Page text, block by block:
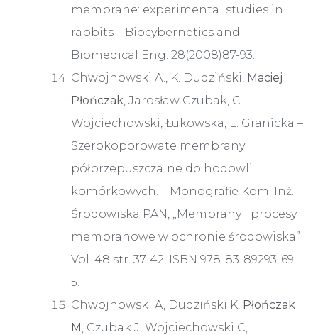
membrane: experimental studies in
rabbits – Biocybernetics and
Biomedical Eng. 28(2008)87-93.
Chwojnowski A., K. Dudziński, Maciej
Płończak , Jarosław Czubak, C.
Wojciechowski, Łukowska, L. Granicka –
Szerokoporowate membrany
półprzepuszczalne do hodowli
komórkowych. – Monografie Kom. Inż.
Środowiska PAN, „Membrany i procesy
membranowe w ochronie środowiska”
Vol. 48 str. 37-42, ISBN 978-83-89293-69-
5.
Chwojnowski A, Dudziński K, Płończak
M , Czubak J, Wojciechowski C,